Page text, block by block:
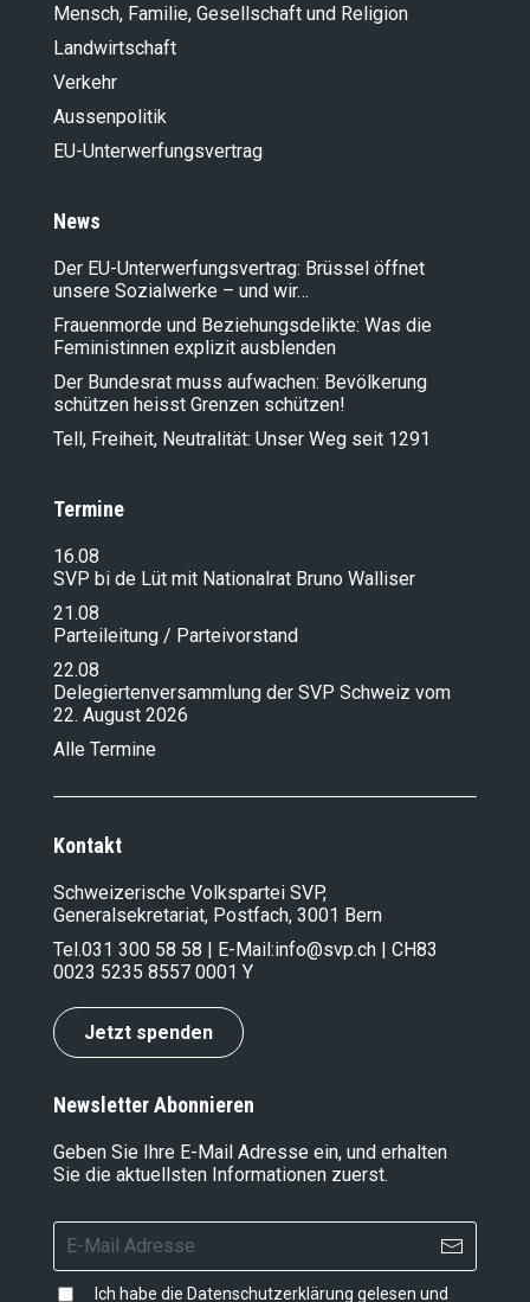
Mensch, Familie, Gesellschaft und Religion
Landwirt­schaft
Verkehr
Aussenpolitik
EU-Unterwerfungsvertrag
News
Der EU-Unterwerfungsvertrag: Brüssel öffnet
unsere Sozialwerke – und wir…
Frauenmorde und Beziehungsdelikte: Was die
Feministinnen explizit ausblenden
Der Bundesrat muss aufwachen: Bevölkerung
schützen heisst Grenzen schützen!
Tell, Freiheit, Neutralität: Unser Weg seit 1291
Termine
16.08
SVP bi de Lüt mit Nationalrat Bruno Walliser
21.08
Parteileitung / Parteivorstand
22.08
Delegiertenversammlung der SVP Schweiz vom
22. August 2026
Alle Termine
Kontakt
Schweizerische Volkspartei SVP,
Generalsekretariat, Postfach, 3001 Bern
Tel.031 300 58 58 | E-Mail:info@svp.ch | CH83
0023 5235 8557 0001 Y
Jetzt spenden
Newsletter Abonnieren
Geben Sie Ihre E-Mail Adresse ein, und erhalten
Sie die aktuellsten Informationen zuerst.
Ich habe die Datenschutzerklärung gelesen und